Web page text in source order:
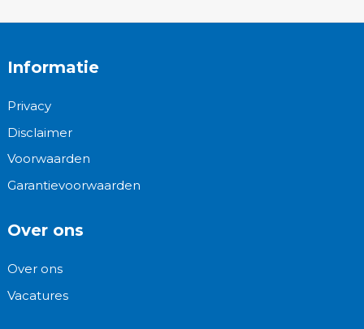
Informatie
Privacy
Disclaimer
Voorwaarden
Garantievoorwaarden
Over ons
Over ons
Vacatures